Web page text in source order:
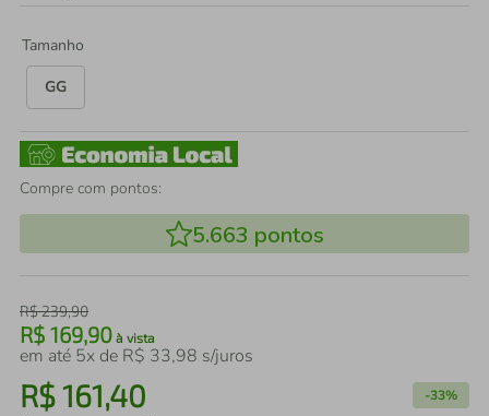
Tamanho
GG
Compre com pontos:
5.663 pontos
R$239,90
R$ 169,90 à vista
em até 5x de R$ 33,98 s/juros
R$161,40 -33%